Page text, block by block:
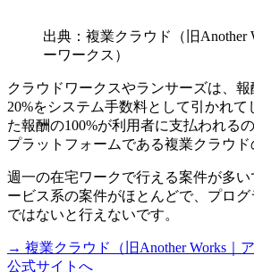
出典：複業クラウド（旧Another
ーワークス）
クラウドワークスやランサーズは、
20%をシステム手数料として引かれて
た報酬の100%が利用者に支払われる
プラットフォームである複業クラウド
週一の在宅ワークで行える案件が多い
ービス系の案件がほとんどで、プロ
ではないと行えないです。
→ 複業クラウド（旧Another Works｜
公式サイトへ